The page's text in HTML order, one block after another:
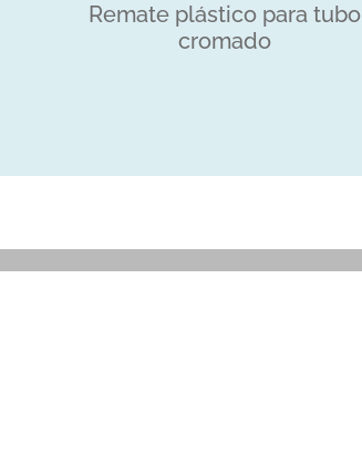
Remate plástico para tubo
cromado